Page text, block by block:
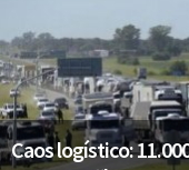
Caos logístico: